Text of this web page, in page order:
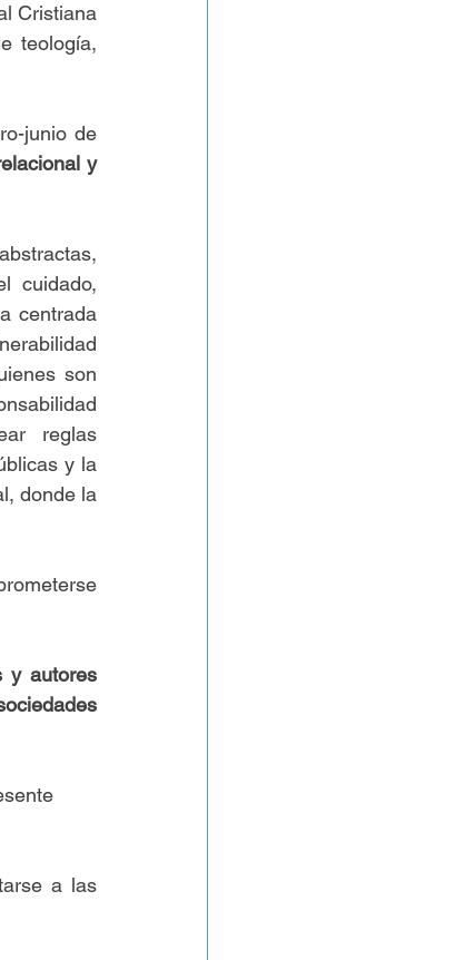
Cristiana
teología,
junio de
y
cuidado,
centrada
son
reglas
y la
donde la
y autores
a las